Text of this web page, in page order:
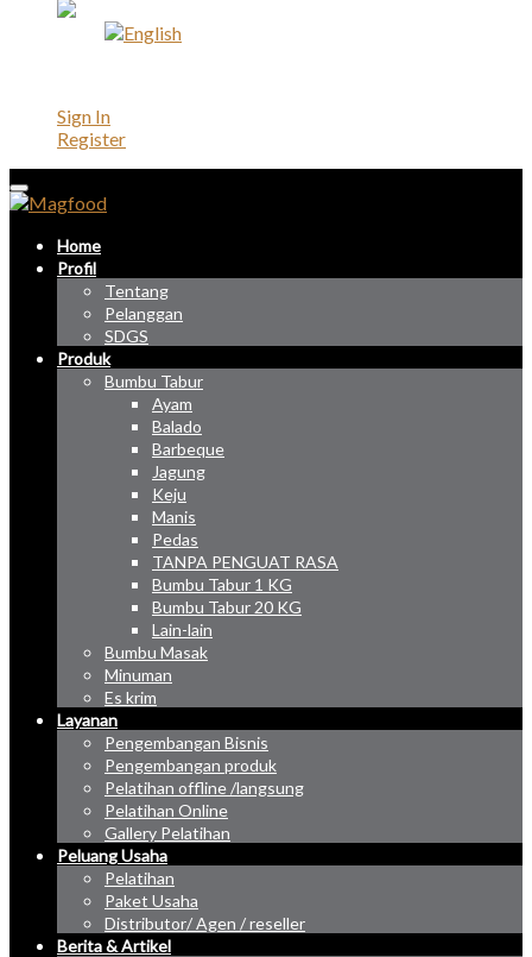
Sign In
Register
Home
Profil
Tentang
Pelanggan
SDGS
Produk
Bumbu Tabur
Ayam
Balado
Barbeque
Jagung
Keju
Manis
Pedas
TANPA PENGUAT RASA
Bumbu Tabur 1 KG
Bumbu Tabur 20 KG
Lain-lain
Bumbu Masak
Minuman
Es krim
Layanan
Pengembangan Bisnis
Pengembangan produk
Pelatihan offline /langsung
Pelatihan Online
Gallery Pelatihan
Peluang Usaha
Pelatihan
Paket Usaha
Distributor/ Agen / reseller
Berita & Artikel